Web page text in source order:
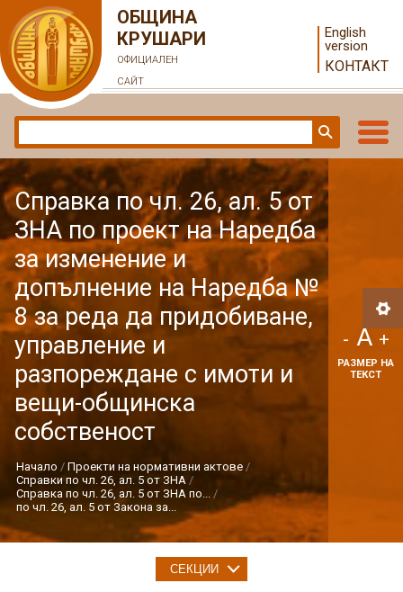
ОБЩИНА
КРУШАРИ
ОФИЦИАЛЕН
САЙТ
English
version
КОНТАКТ
Справка по чл. 26, ал. 5 от
ЗНА по проект на Наредба
за изменение и
допълнение на Наредба №
8 за реда да придобиване,
управление и
разпореждане с имоти и
вещи-общинска
собственост
Начало
Проекти на нормативни актове
Справки по чл. 26, ал. 5 от ЗНА
Справка по чл. 26, ал. 5 от ЗНА по...
по чл. 26, ал. 5 от Закона за...
- A+
РАЗМЕР НА
ТЕКСТ
СЕКЦИИ